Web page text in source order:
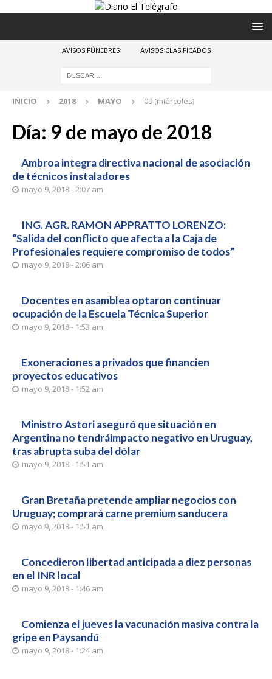
AVISOS FÚNEBRES AVISOS CLASIFICADOS
INICIO 2018 MAYO 09 (miércoles)
Día: 9 de mayo de 2018
Ambroa integra directiva nacional de asociación
de técnicos instaladores
mayo 9, 2018 - 2:07 am
ING. AGR. RAMON APPRATTO LORENZO:
“Salida del conflicto que afecta a la Caja de
Profesionales requiere compromiso de todos”
mayo 9, 2018 - 2:06 am
Docentes en asamblea optaron continuar
ocupación de la Escuela Técnica Superior
mayo 9, 2018 - 1:53 am
Exoneraciones a privados que financien
proyectos educativos
mayo 9, 2018 - 1:52 am
Ministro Astori aseguró que situación en
Argentina no tendráimpacto negativo en Uruguay,
tras abrupta suba del dólar
mayo 9, 2018 - 1:51 am
Gran Bretaña pretende ampliar negocios con
Uruguay; comprará carne premium sanducera
mayo 9, 2018 - 1:51 am
Concedieron libertad anticipada a diez personas
en el INR local
mayo 9, 2018 - 1:46 am
Comienza el jueves la vacunación masiva contra la
gripe en Paysandú
mayo 9, 2018 - 1:24 am